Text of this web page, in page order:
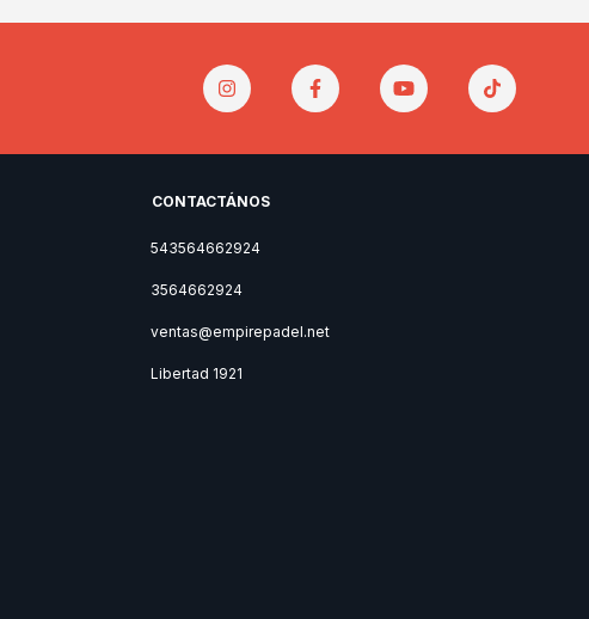
CONTACTÁNOS
543564662924
3564662924
ventas@empirepadel.net
Libertad 1921